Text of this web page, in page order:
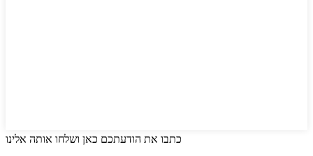
כתבו את הודעתכם כאן ושלחו אותה אלינו